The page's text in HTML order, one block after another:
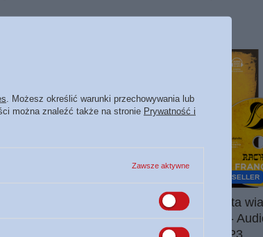
NASZ BESTSELLER
Rachab Kobieta
Francine Rivers -
MP3
. Możesz określić warunki przechowywania lub
można znaleźć także na stronie Prywatność i
Zawsze aktywne